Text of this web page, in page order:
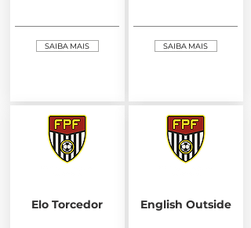
SAIBA MAIS
Elo Torcedor
SAIBA MAIS
English Outside